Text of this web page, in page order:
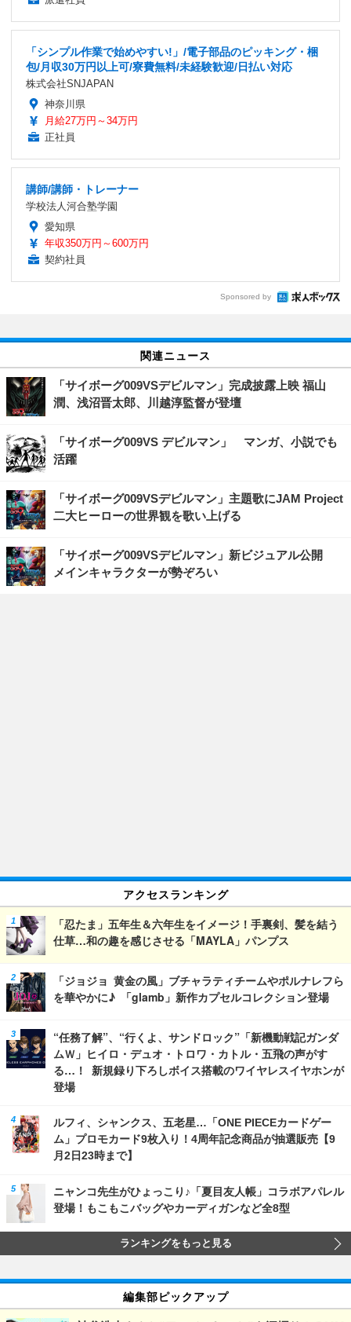
「シンプル作業で始めやすい!」/電子部品のピッキング・梱
包/月収30万円以上可/寮費無料/未経験歓迎/日払い対応
株式会社SNJAPAN
神奈川県
月給27万円～34万円
正社員
講師/講師・トレーナー
学校法人河合塾学園
愛知県
年収350万円～600万円
契約社員
Sponsored by
関連ニュース
「サイボーグ009VSデビルマン」完成披露上映 福山
潤、浅沼晋太郎、川越淳監督が登壇
「サイボーグ009VS デビルマン」 マンガ、小説でも
活躍
「サイボーグ009VSデビルマン」主題歌にJAM Project
二大ヒーローの世界観を歌い上げる
「サイボーグ009VSデビルマン」新ビジュアル公開
メインキャラクターが勢ぞろい
アクセスランキング
「忍たま」五年生＆六年生をイメージ！手裏剣、髪を結う
仕草…和の趣を感じさせる「MAYLA」パンプス
「ジョジョ 黄金の風」ブチャラティチームやポルナレフら
を華やかに♪ 「glamb」新作カプセルコレクション登場
“任務了解”、“行くよ、サンドロック”「新機動戦記ガンダ
ムＷ」ヒイロ・デュオ・トロワ・カトル・五飛の声がす
る…！ 新規録り下ろしボイス搭載のワイヤレスイヤホンが
登場
ルフィ、シャンクス、五老星…「ONE PIECEカードゲー
ム」プロモカード9枚入り！4周年記念商品が抽選販売【9
月2日23時まで】
ニャンコ先生がひょっこり♪「夏目友人帳」コラボアパレル
登場！もこもこバッグやカーディガンなど全8型
ランキングをもっと見る
編集部ピックアップ